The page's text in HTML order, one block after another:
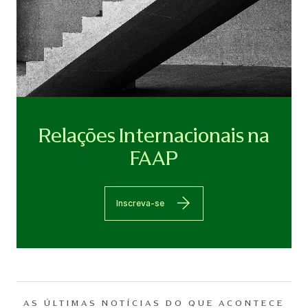
Relações Internacionais na
FAAP
Inscreva-se
AS ÚLTIMAS NOTÍCIAS DO QUE ACONTECE